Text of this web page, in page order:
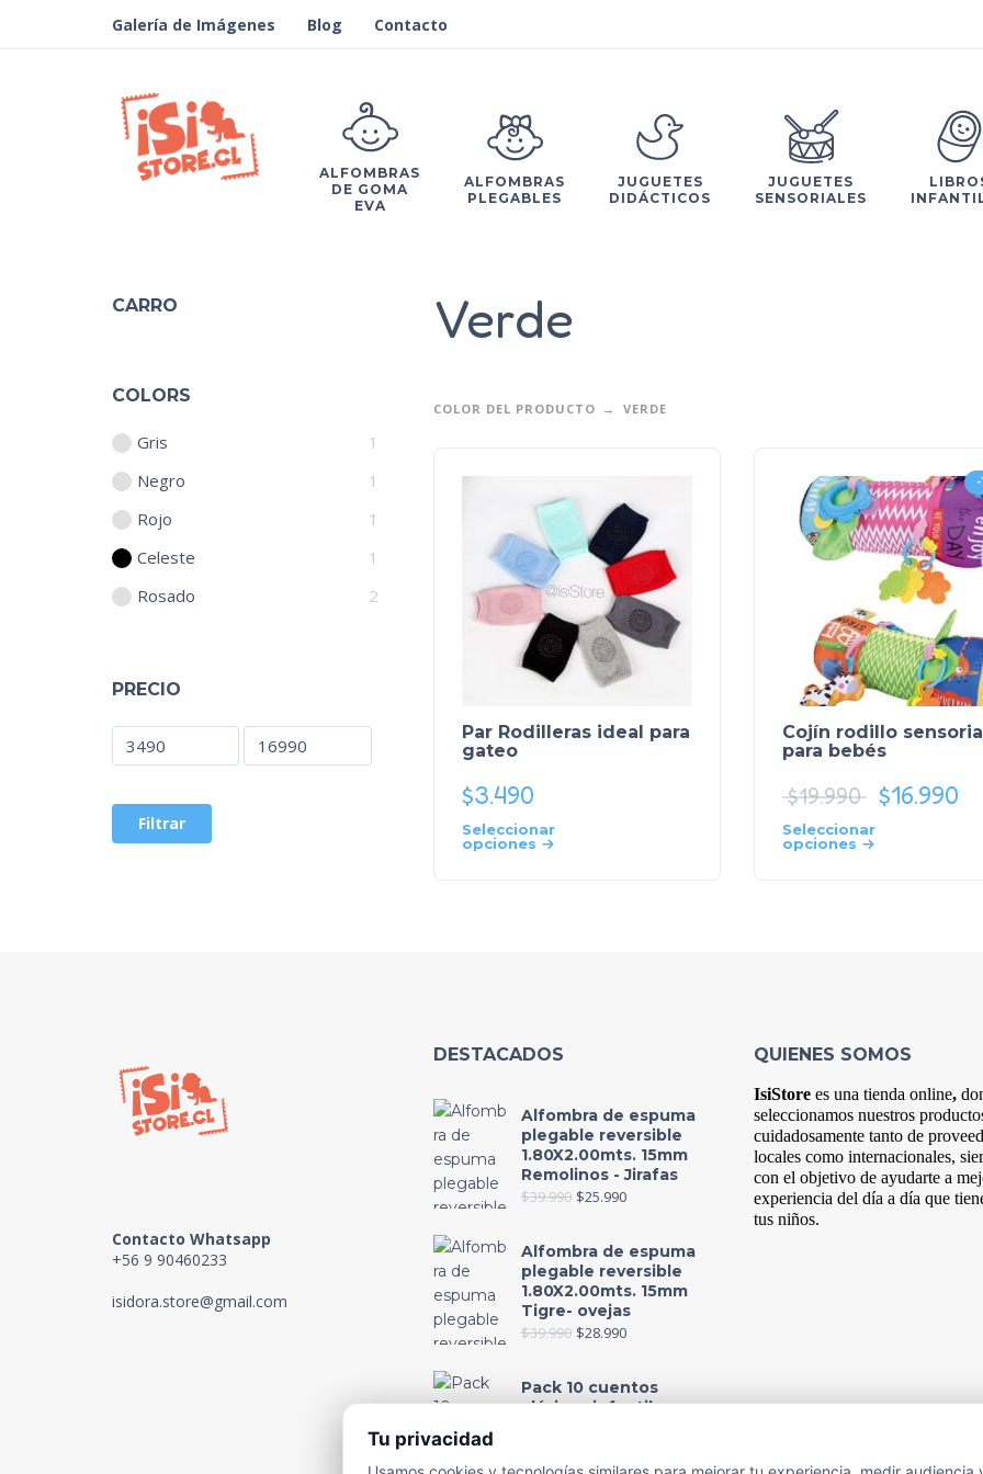
Galería de Imágenes Blog Contacto
ALFOMBRAS
DE GOMA
EVA
ALFOMBRAS
PLEGABLES
JUGUETES
DIDÁCTICOS
JUGUETES
SENSORIALES
CARRO
COLORS
Gris
1
Negro
1
Rojo
1
Celeste
1
Rosado
2
PRECIO
Filtrar
Verde
COLOR DEL PRODUCTO VERDE
Par Rodilleras ideal para
gateo
$3.490
Seleccionar
opciones
Cojín rodillo
para bebés
$19.990 $16.990
Seleccionar
opciones
Contacto Whatsapp
+56 9 90460233
isidora.store@gmail.com
DESTACADOS
Alfombra de espuma
plegable reversible
1.80X2.00mts. 15mm
Remolinos - Jirafas
$39.990 $25.990
Alfombra de espuma
plegable reversible
1.80X2.00mts. 15mm
Tigre- ovejas
$39.990 $28.990
Pack 10 cuentos
clásicos infantiles,
QUIENES SOMOS
IsiStore es una tienda online,
seleccionamos nuestros
cuidadosamente tanto de
locales como internacionales,
con el objetivo de ayudarte a
experiencia del día a día que
tus niños.
Tu privacidad